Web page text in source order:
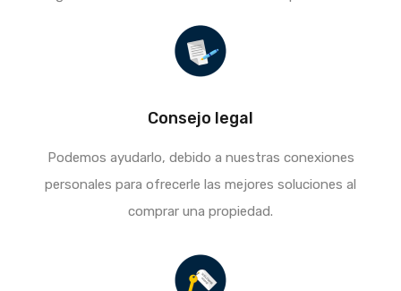
Consejo legal
Podemos ayudarlo, debido a nuestras conexiones
personales para ofrecerle las mejores soluciones al
comprar una propiedad.